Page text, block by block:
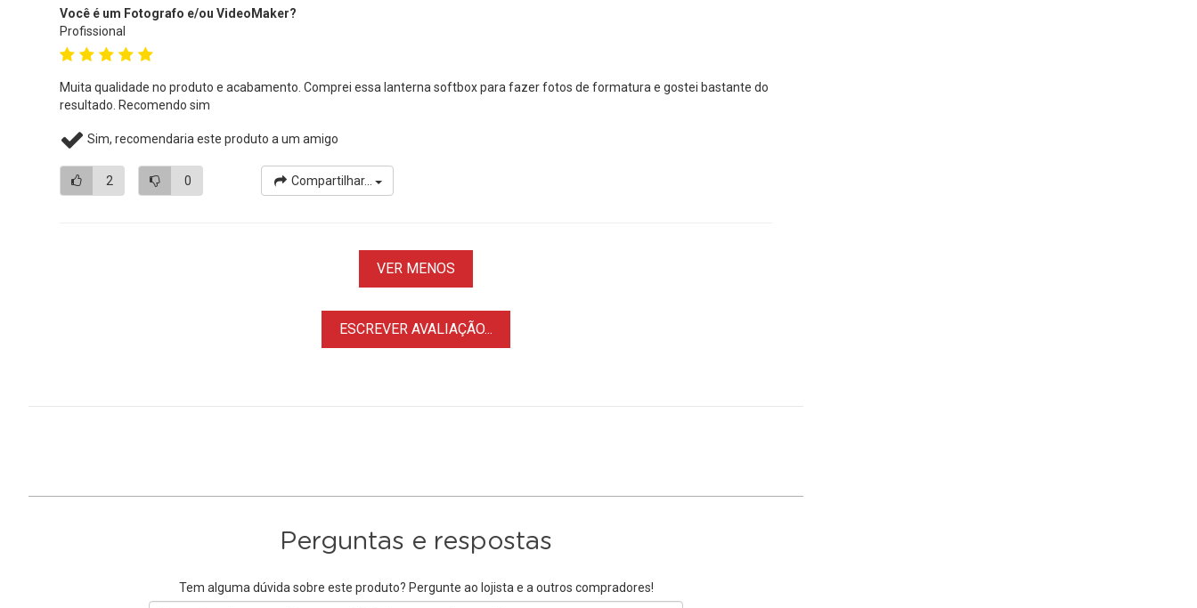
Você é um Fotografo e/ou VideoMaker?
Profissional
Muita qualidade no produto e acabamento. Comprei essa lanterna softbox para fazer fotos de formatura e gostei bastante do
resultado. Recomendo sim
Sim, recomendaria este produto a um amigo
2 0 Compartilhar...
VER MENOS
ESCREVER AVALIAÇÃO...
Perguntas e respostas
Tem alguma dúvida sobre este produto? Pergunte ao lojista e a outros compradores!